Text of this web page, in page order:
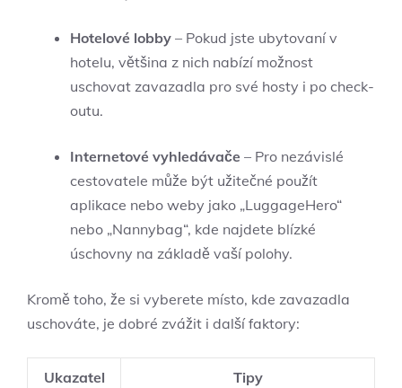
Hotelové lobby – Pokud jste ubytovaní v
hotelu, většina z nich nabízí možnost
uschovat zavazadla pro své hosty i po check-
outu.
Internetové vyhledávače – Pro nezávislé
cestovatele může být užitečné použít
aplikace nebo weby jako „LuggageHero“
nebo „Nannybag“, kde najdete blízké
úschovny na základě vaší polohy.
Kromě toho, že si vyberete místo, kde zavazadla
uschováte, je dobré zvážit i další faktory:
Ukazatel Tipy